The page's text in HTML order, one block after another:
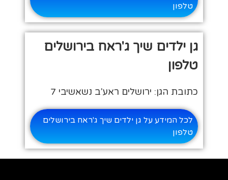
טלפון
גן ילדים שיך ג'ראח בירושלים
טלפון
כתובת הגן: ירושלים ראע'ב נשאשיבי 7
לכל המידע על גן ילדים שיך ג'ראח בירושלים
טלפון